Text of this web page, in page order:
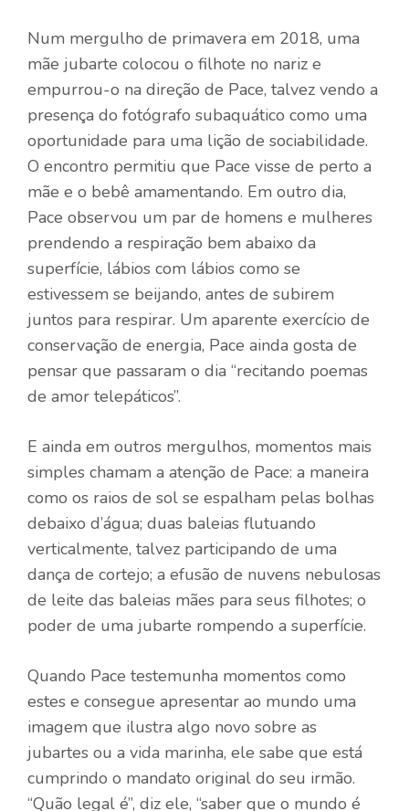
Num mergulho de primavera em 2018, uma
mãe jubarte colocou o filhote no nariz e
empurrou-o na direção de Pace, talvez vendo a
presença do fotógrafo subaquático como uma
oportunidade para uma lição de sociabilidade.
O encontro permitiu que Pace visse de perto a
mãe e o bebê amamentando. Em outro dia,
Pace observou um par de homens e mulheres
prendendo a respiração bem abaixo da
superfície, lábios com lábios como se
estivessem se beijando, antes de subirem
juntos para respirar. Um aparente exercício de
conservação de energia, Pace ainda gosta de
pensar que passaram o dia “recitando poemas
de amor telepáticos”.
E ainda em outros mergulhos, momentos mais
simples chamam a atenção de Pace: a maneira
como os raios de sol se espalham pelas bolhas
debaixo d’água; duas baleias flutuando
verticalmente, talvez participando de uma
dança de cortejo; a efusão de nuvens nebulosas
de leite das baleias mães para seus filhotes; o
poder de uma jubarte rompendo a superfície.
Quando Pace testemunha momentos como
estes e consegue apresentar ao mundo uma
imagem que ilustra algo novo sobre as
jubartes ou a vida marinha, ele sabe que está
cumprindo o mandato original do seu irmão.
“Quão legal é”, diz ele, “saber que o mundo é